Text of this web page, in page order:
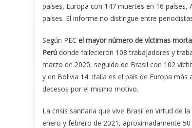
países, Europa con 147 muertes en 16
países. El informe no distingue entre
Según PEC el mayor número de víctimas
Perú donde fallecieron 108 trabajadores y
marzo de 2020, seguido de Brasil con 102
y en Bolivia 14. Italia es el país de Europa
decesos por el mismo motivo.
La crisis sanitaria que vive Brasil en virtud de
enero y febrero de 2021, aproximadamente